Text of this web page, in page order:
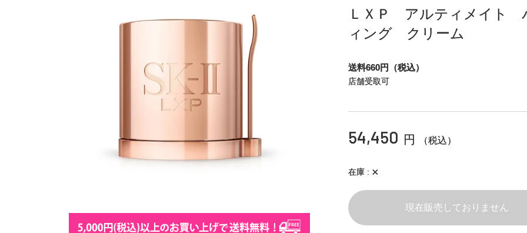
ＬＸＰ アルティメイト
ィング クリーム
送料660円（税込）
店舗受取可
54,450 円 （税込）
在庫 ×
現在販売しておりません